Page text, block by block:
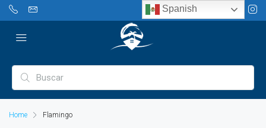
Home Flamingo
Spanish